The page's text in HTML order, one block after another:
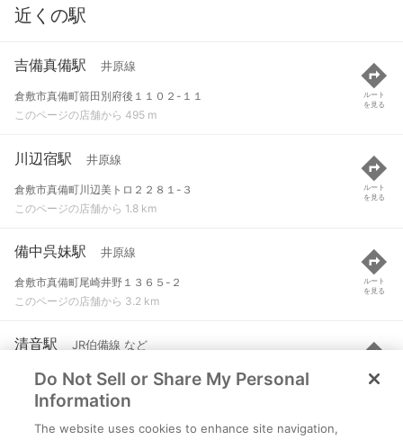
近くの駅
吉備真備駅 井原線
倉敷市真備町箭田別府後１１０２-１１
このページの店舗から 495 m
ルート
を見る
川辺宿駅 井原線
倉敷市真備町川辺美トロ２２８１-３
このページの店舗から 1.8 km
ルート
を見る
備中呉妹駅 井原線
倉敷市真備町尾崎井野１３６５-２
このページの店舗から 3.2 km
ルート
を見る
清音駅 JR伯備線 など
総社市清音上中島
このページの店舗から 3.8 km
ルート
を見る
Do Not Sell or Share My Personal
Information
The website uses cookies to enhance site navigation,